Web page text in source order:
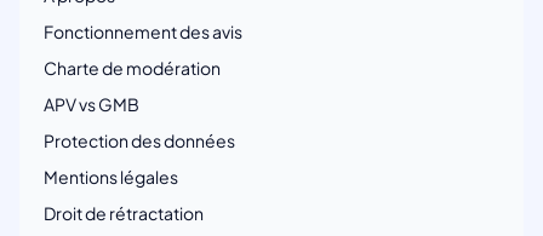
Fonctionnement des avis
Charte de modération
APV vs GMB
Protection des données
Mentions légales
Droit de rétractation